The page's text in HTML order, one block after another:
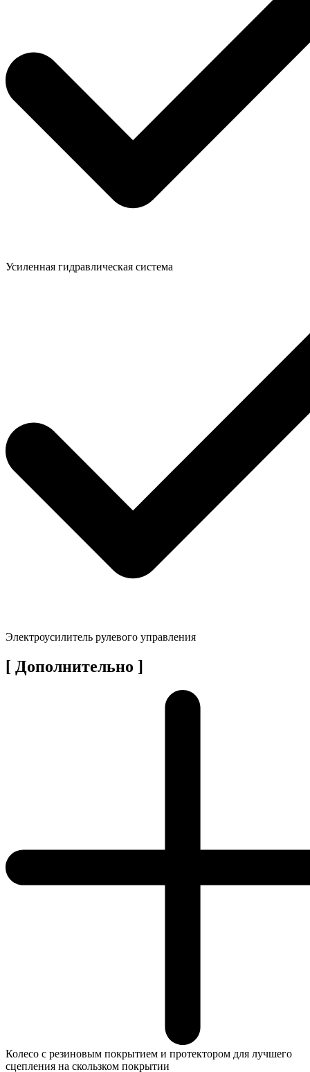
Усиленная гидравлическая система
Электроусилитель рулевого управления
[ Дополнительно ]
Колесо с резиновым покрытием и протектором для лучшего
сцепления на скользком покрытии